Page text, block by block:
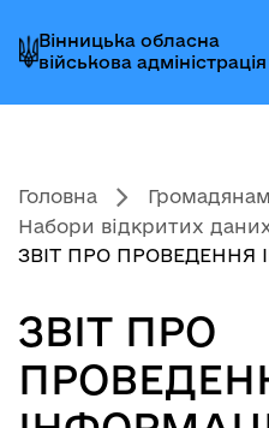
до
головного
меню
до
головного
вмісту
до
головного
колонтитула
Вінницька обласна
військова адміністрація
Головна
Громадянам
Набори відкритих
ЗВІТ ПРО ПРОВЕДЕННЯ
ЗВІТ ПРО